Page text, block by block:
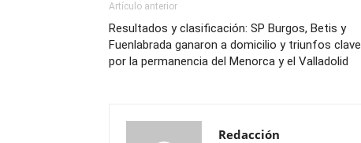
Artículo anterior
Resultados y clasificación: SP Burgos, Betis y
Fuenlabrada ganaron a domicilio y triunfos clave
por la permanencia del Menorca y el Valladolid
Redacción